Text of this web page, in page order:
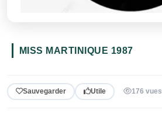
MISS MARTINIQUE 1987
Sauvegarder Utile 176 vues